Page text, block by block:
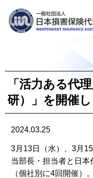
「活力ある代
研）」を開催し
2024.03.25
3月13日（水）、3月
当部長・担当者と日
（個社別に4回開催）。